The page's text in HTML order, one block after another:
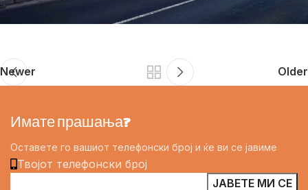
Newer Older
Имате прашања?
Оставете го вашиот телефонски број и ќе ви се јавиме
Твојот телефонски број